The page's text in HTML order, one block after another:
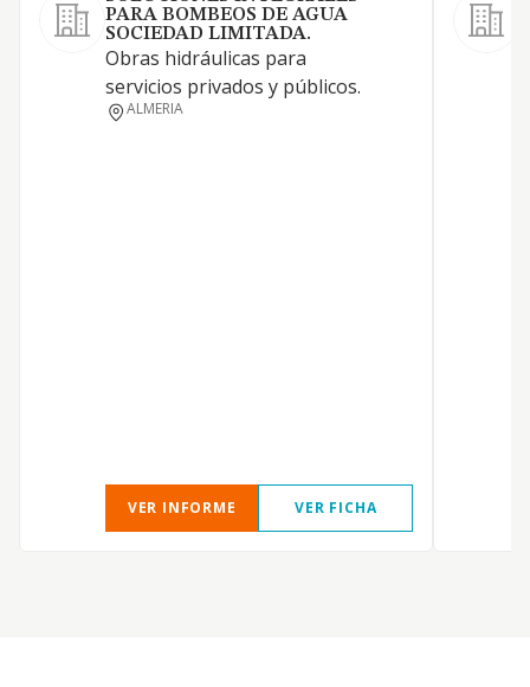
PARA BOMBEOS DE AGUA
SOCIEDAD LIMITADA.
Obras hidráulicas para
servicios privados y públicos.
ALMERIA
VER INFORME VER FICHA